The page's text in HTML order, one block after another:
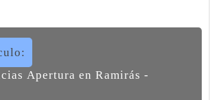
Apertura en Ramirás -